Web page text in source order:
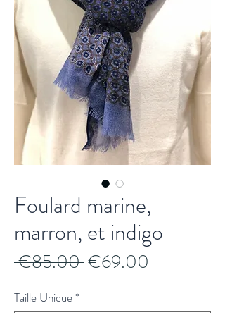
Foulard marine,
marron, et indigo
€85.00 Regular
€69.00
Taille Unique*